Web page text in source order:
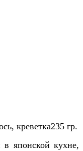
креветка235 гр.
японской кухне,